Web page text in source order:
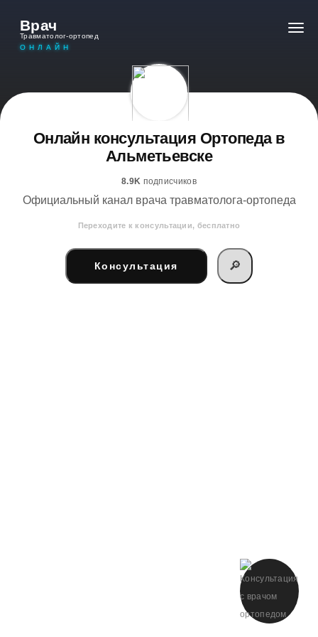
Врач
Травматолог-ортопед
ОНЛАЙН
Онлайн консультация Ортопеда в
Альметьевске
8.9K подписчиков
Официальный канал врача травматолога-ортопеда
Переходите к консультации, бесплатно
Консультация 🔎